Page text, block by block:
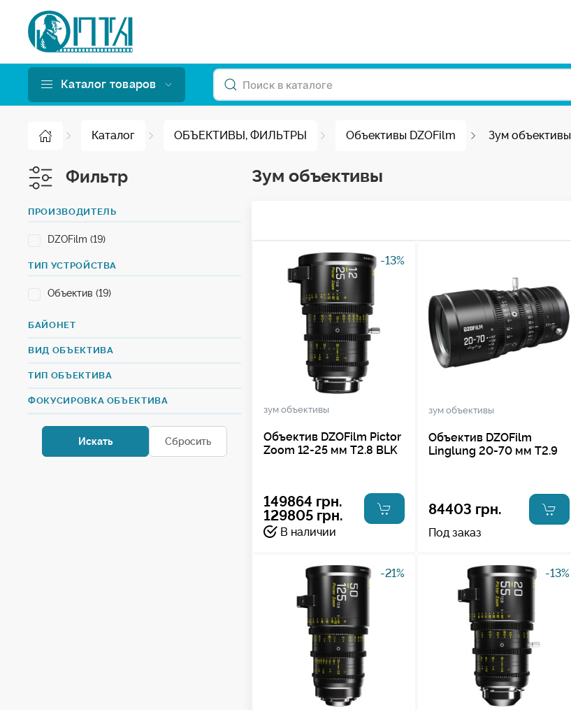
Каталог товаров
Каталог ОБЪЕКТИВЫ, ФИЛЬТРЫ Объективы DZOFilm Зум объективы
Фильтр
ПРОИЗВОДИТЕЛЬ
DZOFilm (19)
ТИП УСТРОЙСТВА
Объектив (19)
БАЙОНЕТ
ВИД ОБЪЕКТИВА
ТИП ОБЪЕКТИВА
ФОКУСИРОВКА ОБЪЕКТИВА
Зум объективы
-13%
зум объективы
Объектив DZOFilm Pictor
Zoom 12-25 мм Т2.8 BLK
149864 грн.
129805 грн.
В наличии
зум объективы
Объектив DZOFilm
Linglung 20-70 мм T2.9
84403 грн.
Под заказ
-21% -13%